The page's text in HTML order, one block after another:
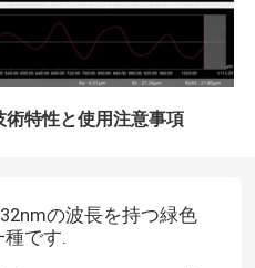
特性と使用注意事項
の波長を持つ緑色
です.